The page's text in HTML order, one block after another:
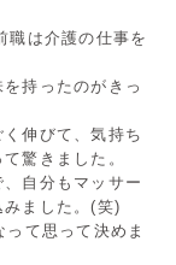
職は介護の仕事を
持ったのがきっ
伸びて、気持ち
驚きました。
自分もマッサー
ました。(笑)
て思って決めま